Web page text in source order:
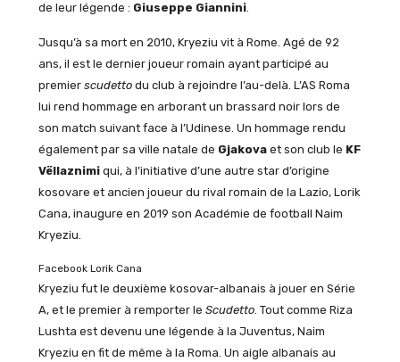
de leur légende : Giuseppe Giannini.
Jusqu’à sa mort en 2010, Kryeziu vit à Rome. Agé de 92
ans, il est le dernier joueur romain ayant participé au
premier scudetto du club à rejoindre l’au-delà. L’AS Roma
lui rend hommage en arborant un brassard noir lors de
son match suivant face à l’Udinese. Un hommage rendu
également par sa ville natale de Gjakova et son club le KF
Vëllaznimiqui, à l’initiative d’une autre star d’origine
kosovare et ancien joueur du rival romain de la Lazio, Lorik
Cana, inaugure en 2019 son Académie de football Naim
Kryeziu.
Facebook Lorik Cana
Kryeziu fut le deuxième kosovar-albanais à jouer en Série
A, et le premier à remporter le Scudetto. Tout comme Riza
Lushta est devenu une légende à la Juventus, Naim
Kryeziu en fit de même à la Roma. Un aigle albanais au